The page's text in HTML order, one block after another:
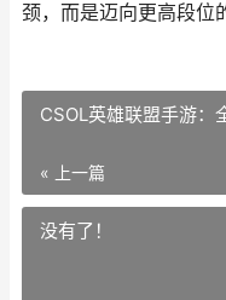
颈，而是迈向更高段位
CSOL英雄联盟手游：
« 上一篇
没有了！